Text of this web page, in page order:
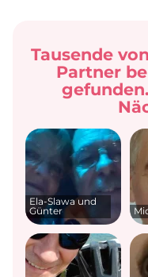
Tausende
Partner
Ela-Slawa und
Günter